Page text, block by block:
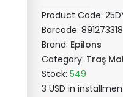
Product Code:
Barcode:
Brand: Epilons
Category: Traş
Stock:549
3 USD in